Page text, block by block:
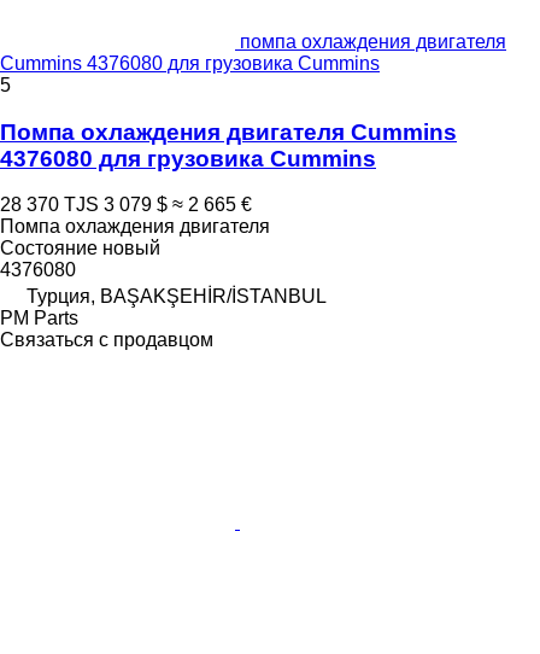
помпа охлаждения двигателя
Cummins 4376080 для грузовика Cummins
5
Помпа охлаждения двигателя Cummins
4376080 для грузовика Cummins
28 370 TJS 3 079 $ ≈ 2 665 €
Помпа охлаждения двигателя
Состояние новый
4376080
Турция, BAŞAKŞEHİR/İSTANBUL
PM Parts
Связаться с продавцом